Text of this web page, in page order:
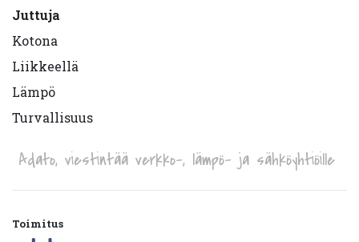
Juttuja
Kotona
Liikkeellä
Lämpö
Turvallisuus
Adato, viestintää verkko-, lämpö- ja sähköyhtiöille
Toimitus